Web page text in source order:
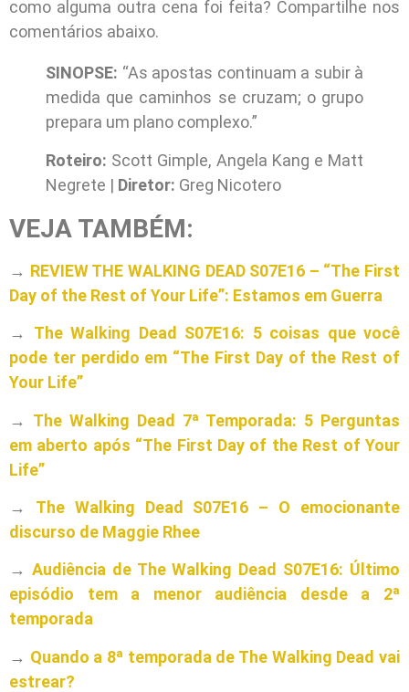
como alguma outra cena foi feita? Compartilhe nos
comentários abaixo.
SINOPSE: “As apostas continuam a subir à
medida que caminhos se cruzam; o grupo
prepara um plano complexo.”
Roteiro: Scott Gimple, Angela Kang e Matt
Negrete | Diretor: Greg Nicotero
VEJA TAMBÉM:
→ REVIEW THE WALKING DEAD S07E16 – “The First
Day of the Rest of Your Life”: Estamos em Guerra
→ The Walking Dead S07E16: 5 coisas que você
pode ter perdido em “The First Day of the Rest of
Your Life”
→ The Walking Dead 7ª Temporada: 5 Perguntas
em aberto após “The First Day of the Rest of Your
Life”
→ The Walking Dead S07E16 – O emocionante
discurso de Maggie Rhee
→ Audiência de The Walking Dead S07E16: Último
episódio tem a menor audiência desde a 2ª
temporada
→ Quando a 8ª temporada de The Walking Dead vai
estrear?